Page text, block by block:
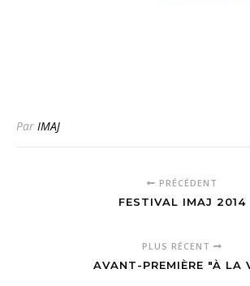
Par IMAJ
PRÉCÉDENT
FESTIVAL IMAJ 2014
PLUS RÉCENT
AVANT-PREMIÈRE "À LA